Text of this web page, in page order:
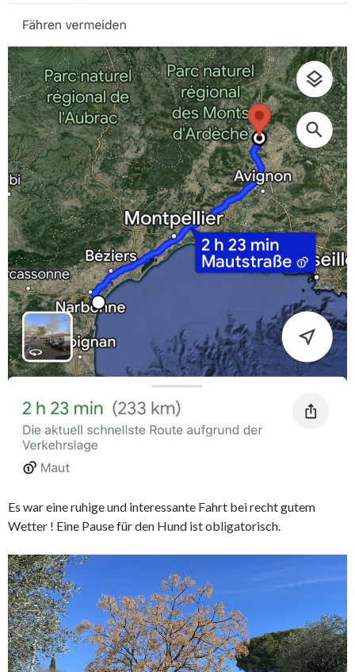
Es war eine ruhige und interessante Fahrt bei recht gutem
Wetter ! Eine Pause für den Hund ist obligatorisch.